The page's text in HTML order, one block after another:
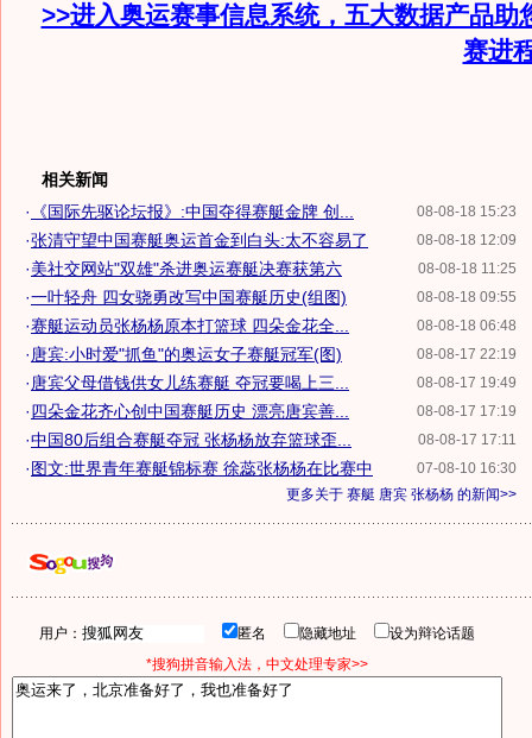
>>进入奥运赛事信息系统，五大数据产品助
赛进
相关新闻
08-08-18 15:23
· 《国际先驱论坛报》:中国夺得赛艇金牌 创...
08-08-18 12:09
·张清守望中国赛艇奥运首金到白头:太不容易了
08-08-18 11:25
·美社交网站"双雄"杀进奥运赛艇决赛获第六
08-08-18 09:55
·一叶轻舟 四女骁勇改写中国赛艇历史(组图)
08-08-18 06:48
·赛艇运动员张杨杨原本打篮球 四朵金花全...
08-08-17 22:19
· 唐宾:小时爱"抓鱼"的奥运女子赛艇冠军(图)
08-08-17 19:49
· 唐宾父母借钱供女儿练赛艇 夺冠要喝上三...
08-08-17 17:19
·四朵金花齐心创中国赛艇历史 漂亮唐宾善...
08-08-17 17:11
·中国80后组合赛艇夺冠 张杨杨放弃篮球歪...
07-08-10 16:30
·图文:世界青年赛艇锦标赛 徐蕊张杨杨在比赛中
更多关于 赛艇 唐宾 张杨杨 的新闻>>
用户： 匿名 隐藏地址
设为辩论话题
*搜狗拼音输入法，中文处理专家>>